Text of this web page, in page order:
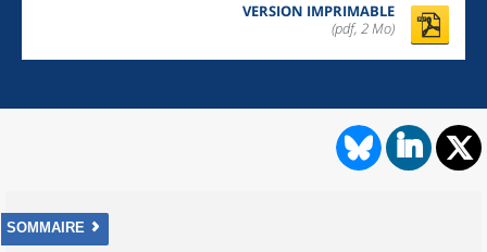
VERSION IMPRIMABLE
(pdf, 2 Mo)
SOMMAIRE